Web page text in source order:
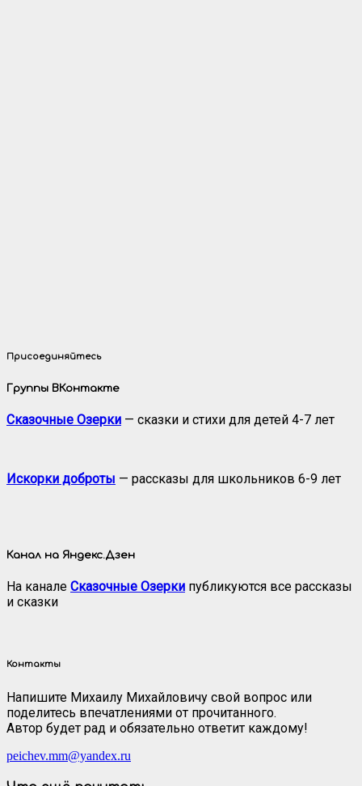
Присоединяйтесь
Группы ВКонтакте
Сказочные Озерки — сказки и стихи для детей 4-7 лет
Искорки доброты — рассказы для школьников 6-9 лет
Канал на Яндекс.Дзен
На канале Сказочные Озерки публикуются все рассказы
и сказки
Контакты
Напишите Михаилу Михайловичу свой вопрос или
поделитесь впечатлениями от прочитанного.
Автор будет рад и обязательно ответит каждому!
peichev.mm@yandex.ru